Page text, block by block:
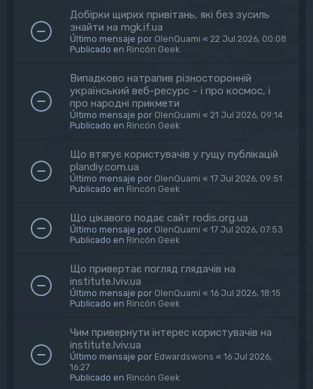
Добірки щирих привітань, які без зусиль
знайти на mgk.if.ua
Último mensaje por OlenQuami « 22 Jul 2026, 00:08
Publicado en Rincón Geek
Випадково натрапив різносторонній
український веб-ресурс – і про космос, і
про народні прикмети
Último mensaje por OlenQuami « 21 Jul 2026, 09:14
Publicado en Rincón Geek
Що втягує користувачів у гущу публікацій
plandiy.com.ua
Último mensaje por OlenQuami « 17 Jul 2026, 09:51
Publicado en Rincón Geek
Що цікавого подає сайт rodis.org.ua
Último mensaje por OlenQuami « 17 Jul 2026, 07:53
Publicado en Rincón Geek
Що привертає погляд глядачів на
institute.lviv.ua
Último mensaje por OlenQuami « 16 Jul 2026, 18:15
Publicado en Rincón Geek
Чим привернути інтерес користувачів на
institute.lviv.ua
Último mensaje por Edwardswons « 16 Jul 2026,
16:27
Publicado en Rincón Geek